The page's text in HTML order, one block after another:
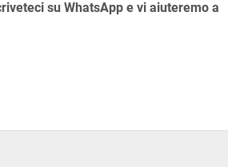
su WhatsApp e vi aiuteremo a